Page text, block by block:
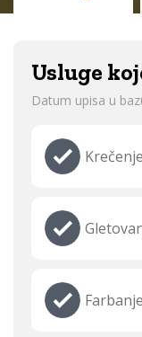
Usluge
Datum upisa u
Krečenje